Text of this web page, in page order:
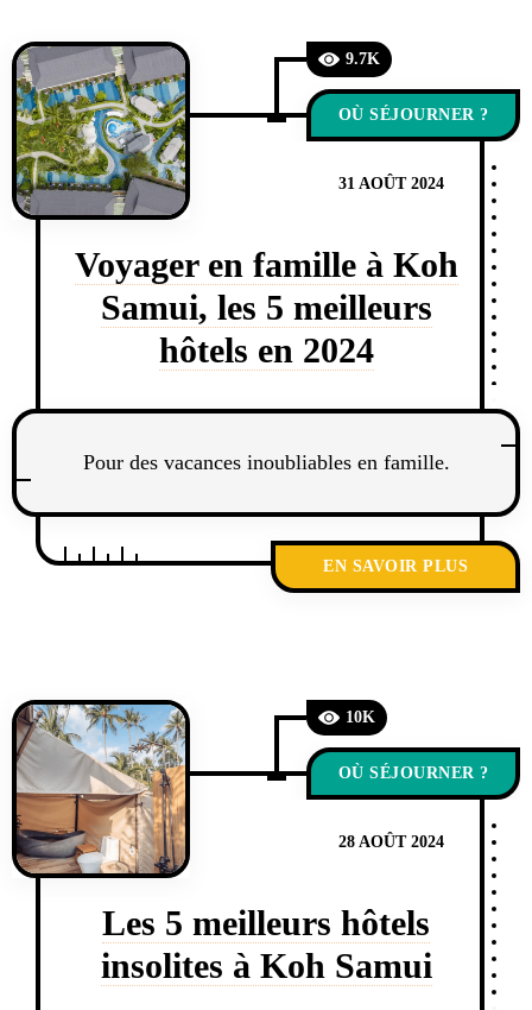
9.7K
OÙ SÉJOURNER ?
31 AOÛT 2024
Voyager en famille à Koh
Samui, les 5 meilleurs
hôtels en 2024
Pour des vacances inoubliables en famille.
EN SAVOIR PLUS
10K
OÙ SÉJOURNER ?
28 AOÛT 2024
Les 5 meilleurs hôtels
insolites à Koh Samui